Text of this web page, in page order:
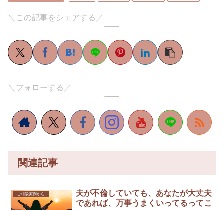
＼この記事をシェアする／
＼フォローする／
関連記事
ご相談実例から
夫が不倫していても、あなたが大丈夫
であれば、万事うまくいってるってこ